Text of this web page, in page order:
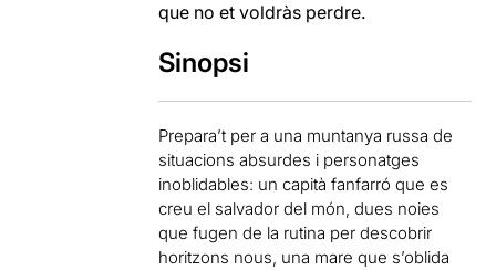
que no et voldràs perdre.
Sinopsi
Prepara’t per a una muntanya russa de
situacions absurdes i personatges
inoblidables: un capità fanfarró que es
creu el salvador del món, dues noies
que fugen de la rutina per descobrir
horitzons nous, una mare que s’oblida